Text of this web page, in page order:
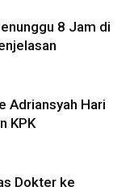
8 Jam di
Adriansyah Hari
KPK
Dokter ke